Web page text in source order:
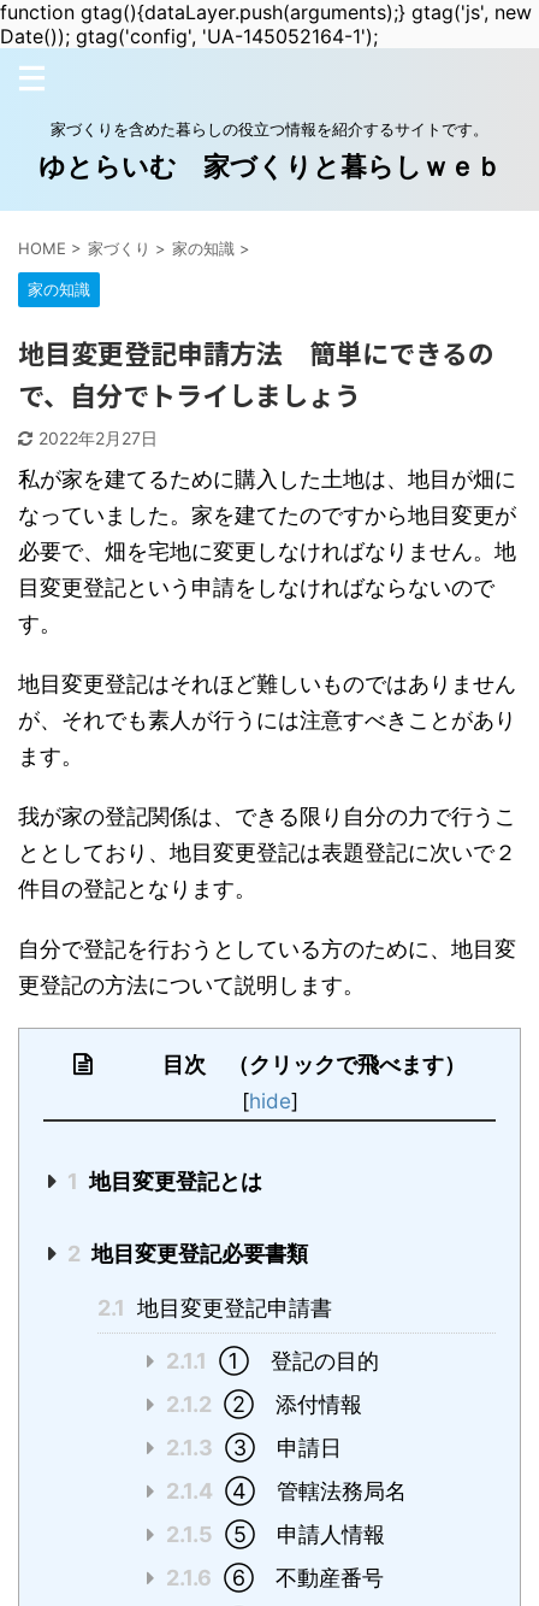
function gtag(){dataLayer.push(arguments);} gtag('js', new
Date()); gtag('config', 'UA-145052164-1');
家づくりを含めた暮らしの役立つ情報を紹介するサイトです。
ゆとらいむ 家づくりと暮らしｗｅｂ
HOME > 家づくり > 家の知識 >
家の知識
地目変更登記申請方法 簡単にできるの
で、自分でトライしましょう
2022年2月27日
私が家を建てるために購入した土地は、地目が畑に
なっていました。家を建てたのですから地目変更が
必要で、畑を宅地に変更しなければなりません。地
目変更登記という申請をしなければならないので
す。
地目変更登記はそれほど難しいものではありません
が、それでも素人が行うには注意すべきことがあり
ます。
我が家の登記関係は、できる限り自分の力で行うこ
ととしており、地目変更登記は表題登記に次いで２
件目の登記となります。
自分で登記を行おうとしている方のために、地目変
更登記の方法について説明します。
目次 （クリックで飛べます）
[hide]
1 地目変更登記とは
2 地目変更登記必要書類
2.1 地目変更登記申請書
2.1.1 ① 登記の目的
2.1.2 ② 添付情報
2.1.3 ③ 申請日
2.1.4 ④ 管轄法務局名
2.1.5 ⑤ 申請人情報
2.1.6 ⑥ 不動産番号